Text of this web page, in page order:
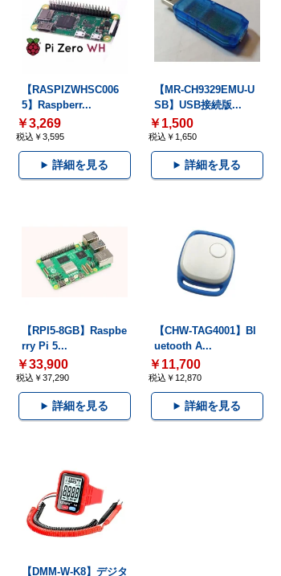
【RASPIZWHSC006
5】Raspberr...
￥3,269
税込￥3,595
詳細を見る
【MR-CH9329EMU-U
SB】USB接続版...
￥1,500
税込￥1,650
詳細を見る
【RPI5-8GB】Raspbe
rry Pi 5...
￥33,900
税込￥37,290
詳細を見る
【CHW-TAG4001】Bl
uetooth A...
￥11,700
税込￥12,870
詳細を見る
【DMM-W-K8】デジタ